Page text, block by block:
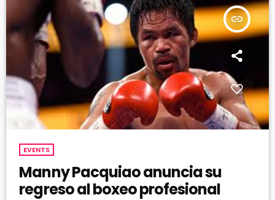
insert_link
EVENTS
Manny Pacquiao anuncia su
regreso al boxeo profesional